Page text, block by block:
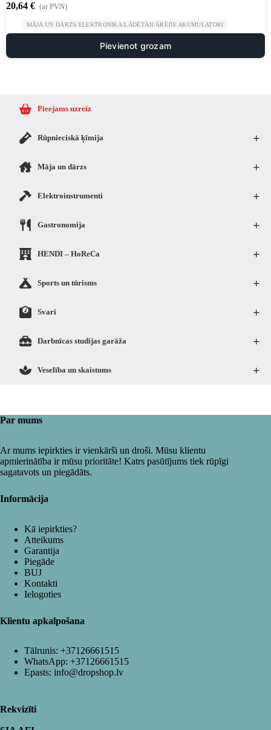
20,64 € (ar PVN)
MĀJA UN DĀRZS/ELEKTRONIKA/LĀDĒTĀJI/ĀRĒJIE AKUMULATORI
Pievienot grozam
Pieejams uzreiz
+
Rūpnieciskā ķīmija
+
Māja un dārzs
+
Elektroinstrumenti
+
Gastronomija
+
HENDI – HoReCa
+
Sports un tūrisms
+
Svari
+
Darbnīcas studijas garāža
+
Veselība un skaistums
Par mums
Ar mums iepirkties ir vienkārši un droši. Mūsu klientu
apmierinātība ir mūsu prioritāte! Katrs pasūtījums tiek rūpīgi
sagatavots un piegādāts.
Informācija
Kā iepirkties?
Atteikums
Garantija
Piegāde
BUJ
Kontakti
Ielogoties
Klientu apkalpošana
Tālrunis: +37126661515
WhatsApp: +37126661515
Epasts: info@dropshop.lv
Rekvizīti